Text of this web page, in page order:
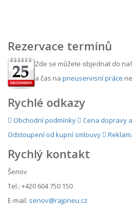
Rezervace termínů
Zde se můžete objednat do
a čas na pneuservisní práce
Rychlé odkazy
Obchodní podmínky
Cena dopravy
Odstoupení od kupní smlouvy
Rychlý kontakt
Šenov
Tel.: +420 604 750 150
E-mail: senov@rajpneu.cz